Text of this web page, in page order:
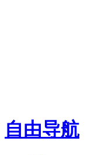
自由导航